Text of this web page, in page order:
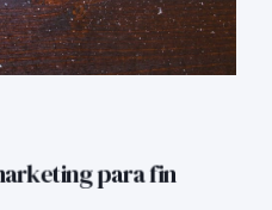
para fin